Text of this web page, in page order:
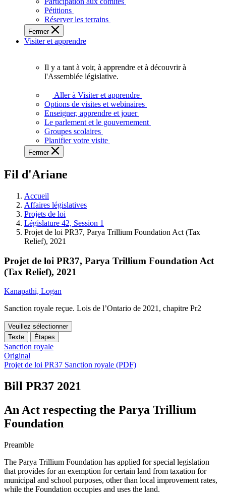
potentiel,
l'Assemblée
a
besoin
de
Pétitions
Réserver les terrains
Fermer
Visiter et apprendre
voir,
apprendre
et
à
à
législative.
Il y a tant à voir, à apprendre et à découvrir à
l'Assemblée législative.
Aller à Visiter et apprendre
Options de visites et webinaires
Enseigner, apprendre et jouer
Le parlement et le gouvernement
Groupes scolaires
Planifier votre visite
Fermer
Fil d'Ariane
Accueil
Affaires législatives
Projets de loi
Législature 42, Session 1
Projet de loi PR37, Parya Trillium Foundation Act (Tax
Relief), 2021
Projet de loi PR37, Parya Trillium Foundation Act
(Tax Relief), 2021
Kanapathi, Logan
Sanction royale reçue. Lois de l’Ontario de 2021, chapitre Pr2
Veuillez sélectionner
Texte
Étapes
Sanction royale
Original
Projet de loi PR37 Sanction royale (PDF)
Bill PR37 2021
An Act respecting the Parya Trillium
Foundation
Preamble
The Parya Trillium Foundation has applied for special legislation
that provides for an exemption for certain land from taxation for
municipal and school purposes, other than local improvement rates,
while the Foundation occupies and uses the land.